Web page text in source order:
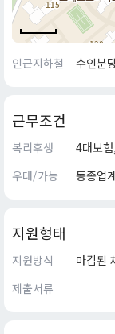
인근지하철 수인분
근무조건
복리후생
4대보
우대/가능
동종업
지원형태
지원방식
마감된
제출서류